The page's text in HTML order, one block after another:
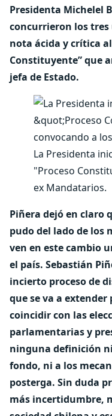
Presidenta Michelel
concurrieron los
nota ácida y crítica
Constituyente” que
jefa de Estado.
La Presidenta
"Proceso
ex Mandatarios.
Piñera dejó en claro
pudo del lado de los
ven en este cambio
el país. Sebastián
incierto proceso de
que se va a extender
coincidir con las
parlamentarias y
ninguna definición
fondo, ni a los
posterga. Sin duda
más incertidumbre,